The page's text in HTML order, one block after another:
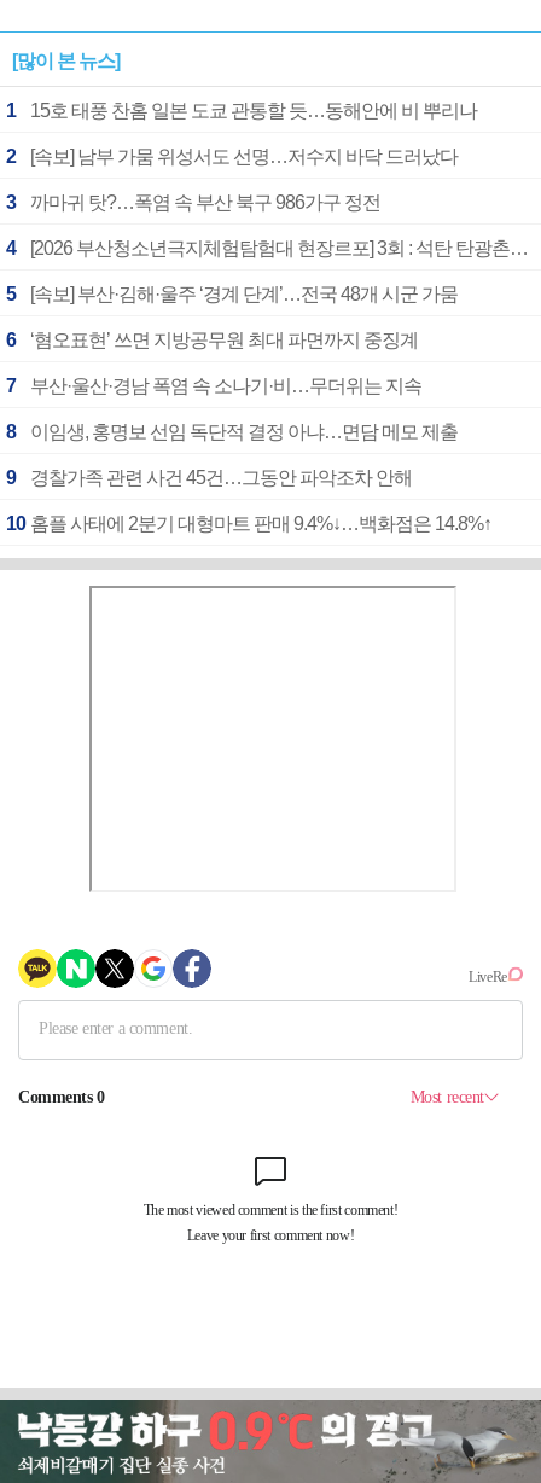
[많이 본 뉴스]
1 15호 태풍 찬홈 일본 도쿄 관통할 듯…동해안에 비 뿌리나
2 [속보] 남부 가뭄 위성서도 선명…저수지 바닥 드러났다
3 까마귀 탓?…폭염 속 부산 북구 986가구 정전
4 [2026 부산청소년극지체험탐험대 현장르포] 3회 : 석탄 탄광촌에서 북극 연구의 중심지로
5 [속보] 부산·김해·울주 ‘경계 단계’…전국 48개 시군 가뭄
6 ‘혐오표현’ 쓰면 지방공무원 최대 파면까지 중징계
7 부산·울산·경남 폭염 속 소나기·비…무더위는 지속
8 이임생, 홍명보 선임 독단적 결정 아냐…면담 메모 제출
9 경찰가족 관련 사건 45건…그동안 파악조차 안해
10 홈플 사태에 2분기 대형마트 판매 9.4%↓…백화점은 14.8%↑